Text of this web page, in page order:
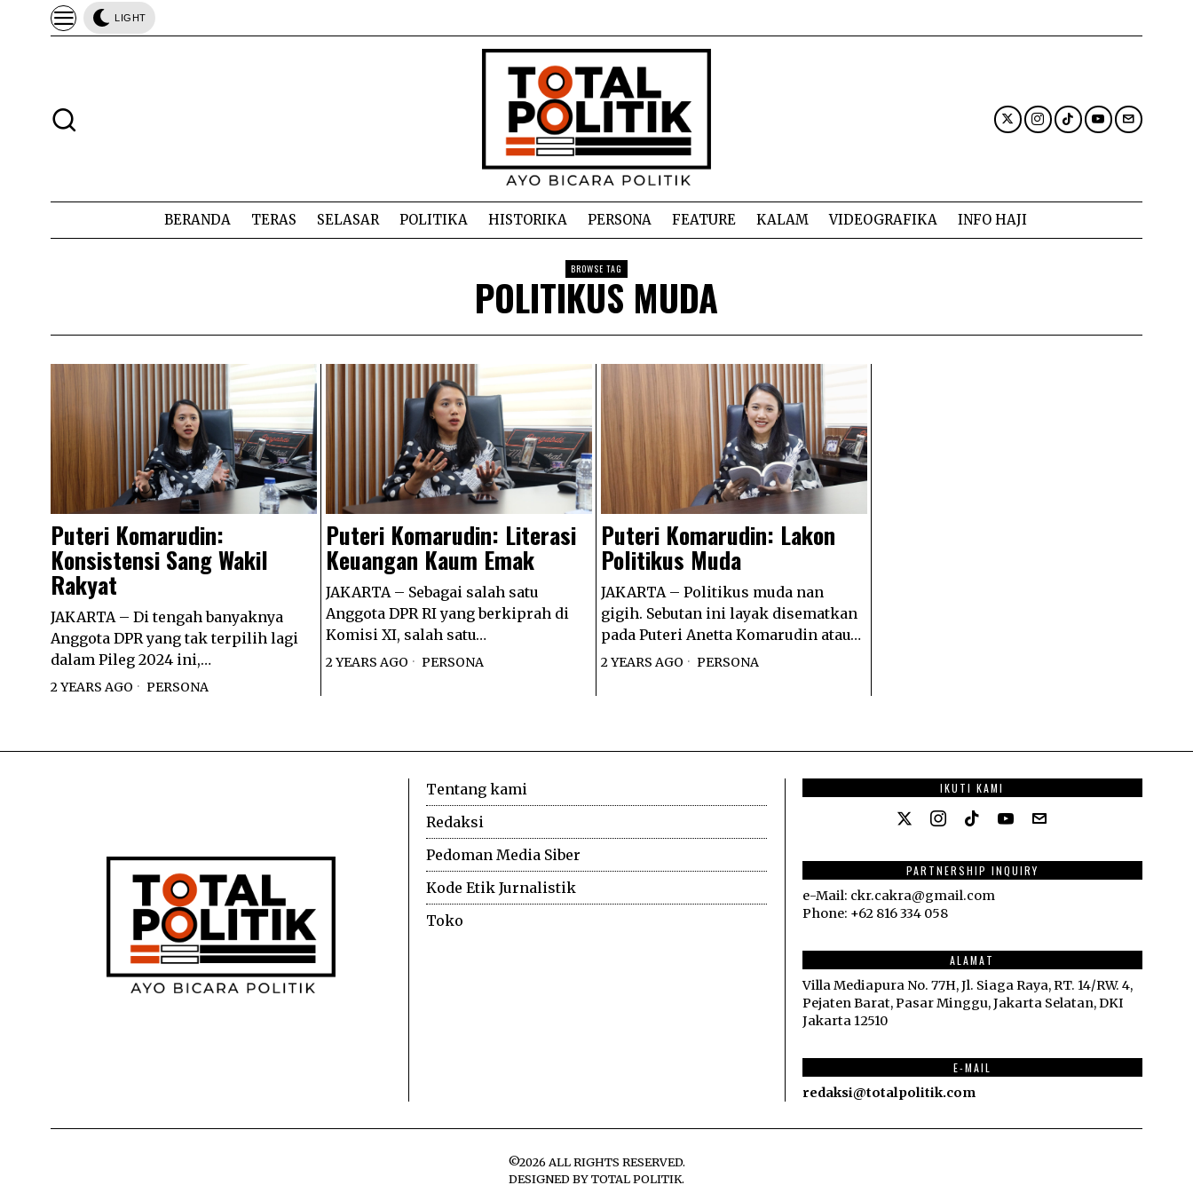
LIGHT
BERANDA TERAS SELASAR POLITIKA HISTORIKA PERSONA FEATURE KALAM VIDEOGRAFIKA INFO HAJI
BROWSE TAG
POLITIKUS MUDA
Puteri Komarudin:
Konsistensi Sang Wakil
Rakyat
JAKARTA – Di tengah banyaknya
Anggota DPR yang tak terpilih lagi
dalam Pileg 2024 ini,…
2 YEARS AGO PERSONA
Puteri Komarudin: Literasi
Keuangan Kaum Emak
JAKARTA – Sebagai salah satu
Anggota DPR RI yang berkiprah di
Komisi XI, salah satu…
2 YEARS AGO PERSONA
Puteri Komarudin: Lakon
Politikus Muda
JAKARTA – Politikus muda nan
gigih. Sebutan ini layak disematkan
pada Puteri Anetta Komarudin atau…
2 YEARS AGO PERSONA
Tentang kami
Redaksi
Pedoman Media Siber
Kode Etik Jurnalistik
Toko
IKUTI KAMI
PARTNERSHIP INQUIRY
e-Mail: ckr.cakra@gmail.com
Phone: +62 816 334 058
ALAMAT
Villa Mediapura No. 77H, Jl. Siaga Raya, RT. 14/RW. 4,
Pejaten Barat, Pasar Minggu, Jakarta Selatan, DKI
Jakarta 12510
E-MAIL
redaksi@totalpolitik.com
©2026 ALL RIGHTS RESERVED.
DESIGNED BYTOTAL POLITIK.